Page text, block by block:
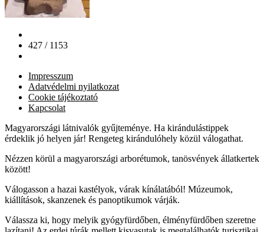
427 / 1153
Impresszum
Adatvédelmi nyilatkozat
Cookie tájékoztató
Kapcsolat
Magyarországi látnivalók gyűjteménye. Ha kirándulástippek
érdeklik jó helyen jár! Rengeteg kirándulóhely közül válogathat.
Nézzen körül a magyarországi arborétumok, tanösvények állatkertek
között!
Válogasson a hazai kastélyok, várak kínálatából! Múzeumok,
kiállítások, skanzenek és panoptikumok várják.
Válassza ki, hogy melyik gyógyfürdőben, élményfürdőben szeretne